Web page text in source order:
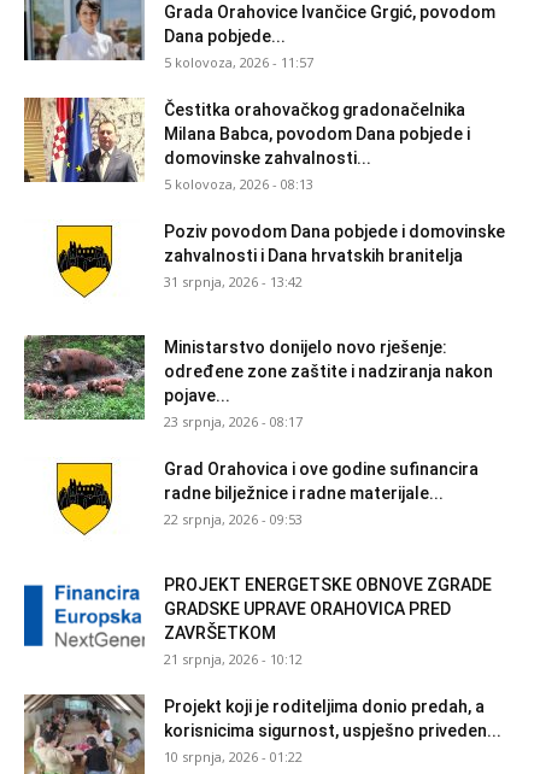
Grada Orahovice Ivančice Grgić, povodom
Dana pobjede...
5 kolovoza, 2026 - 11:57
Čestitka orahovačkog gradonačelnika
Milana Babca, povodom Dana pobjede i
domovinske zahvalnosti...
5 kolovoza, 2026 - 08:13
Poziv povodom Dana pobjede i domovinske
zahvalnosti i Dana hrvatskih branitelja
31 srpnja, 2026 - 13:42
Ministarstvo donijelo novo rješenje:
određene zone zaštite i nadziranja nakon
pojave...
23 srpnja, 2026 - 08:17
Grad Orahovica i ove godine sufinancira
radne bilježnice i radne materijale...
22 srpnja, 2026 - 09:53
PROJEKT ENERGETSKE OBNOVE ZGRADE
GRADSKE UPRAVE ORAHOVICA PRED
ZAVRŠETKOM
21 srpnja, 2026 - 10:12
Projekt koji je roditeljima donio predah, a
korisnicima sigurnost, uspješno priveden...
10 srpnja, 2026 - 01:22